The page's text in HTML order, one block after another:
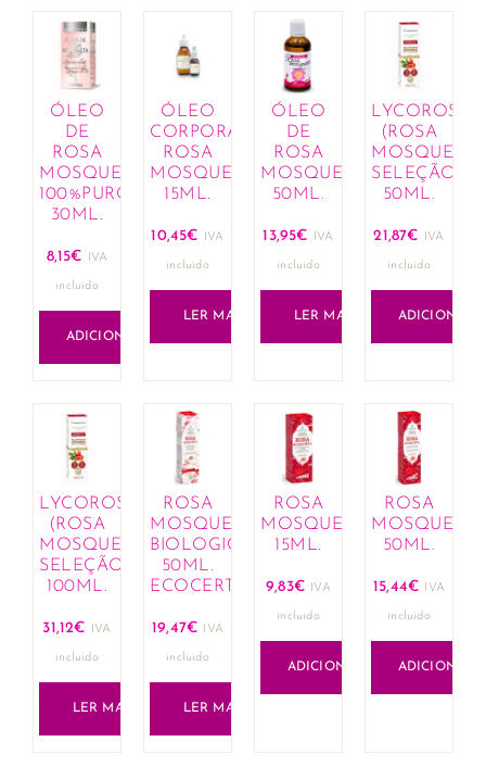
ÓLEO
DE
ROSA
MOSQUETA
100%PURO
30ML.
8,15€ IVA
incluido
ADICIONAR
ÓLEO
CORPORAL
ROSA
MOSQUETA
15ML.
10,45€ IVA
incluido
LER MAIS
ÓLEO
DE
ROSA
MOSQUETA
50ML.
13,95€ IVA
incluido
LER MAIS
LYCOROSE
(ROSA
MOSQUETA
SELEÇÃO)
50ML.
21,87€ IVA
incluido
ADICIONAR
LYCOROSE
(ROSA
MOSQUETA
SELEÇÃO)
100ML.
31,12€ IVA
incluido
LER MAIS
ROSA
MOSQUETA
BIOLOGICA
50ML.
ECOCERT
19,47€ IVA
incluido
LER MAIS
ROSA
MOSQUETA
15ML.
9,83€ IVA
incluido
ADICIONAR
ROSA
MOSQUETA
50ML.
15,44€ IVA
incluido
ADICIONAR